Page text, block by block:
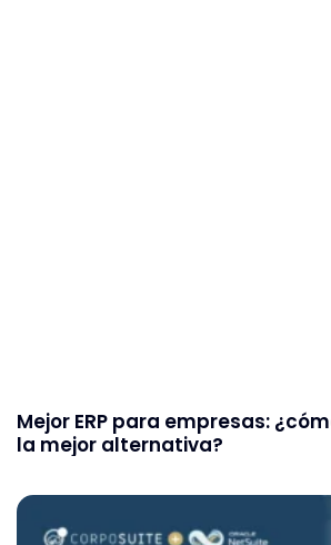
Mejor ERP para empresas:
la mejor alternativa?